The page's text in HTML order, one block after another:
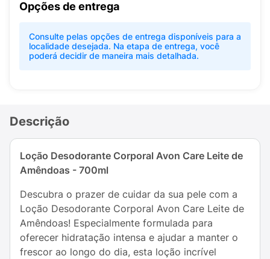
Opções de entrega
Consulte pelas opções de entrega disponíveis para a
localidade desejada. Na etapa de entrega, você
poderá decidir de maneira mais detalhada.
Descrição
Loção Desodorante Corporal Avon Care Leite de
Amêndoas - 700ml
Descubra o prazer de cuidar da sua pele com a
Loção Desodorante Corporal Avon Care Leite de
Amêndoas! Especialmente formulada para
oferecer hidratação intensa e ajudar a manter o
frescor ao longo do dia, esta loção incrível